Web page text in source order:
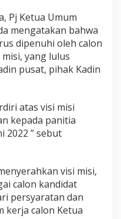
Pj Ketua Umum
mengatakan bahwa
dipenuhi oleh calon
yang lulus
pusat, pihak Kadin
atas visi misi
kepada panitia
2022 ” sebut
visi misi,
calon kandidat
persyaratan dan
kerja calon Ketua